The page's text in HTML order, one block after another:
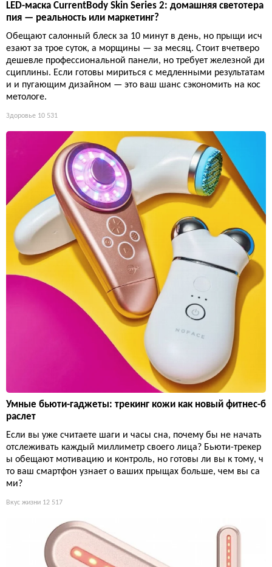
LED-маска CurrentBody Skin Series 2: домашняя светотера
пия — реальность или маркетинг?
Обещают салонный блеск за 10 минут в день, но прыщи исч
езают за трое суток, а морщины — за месяц. Стоит вчетверо
дешевле профессиональной панели, но требует железной ди
сциплины. Если готовы мириться с медленными результатам
и и пугающим дизайном — это ваш шанс сэкономить на кос
метологе.
Здоровье 10 531
Умные бьюти-гаджеты: трекинг кожи как новый фитнес-б
раслет
Если вы уже считаете шаги и часы сна, почему бы не начать
отслеживать каждый миллиметр своего лица? Бьюти-трекер
ы обещают мотивацию и контроль, но готовы ли вы к тому, ч
то ваш смартфон узнает о ваших прыщах больше, чем вы са
ми?
Вкус жизни 12 517